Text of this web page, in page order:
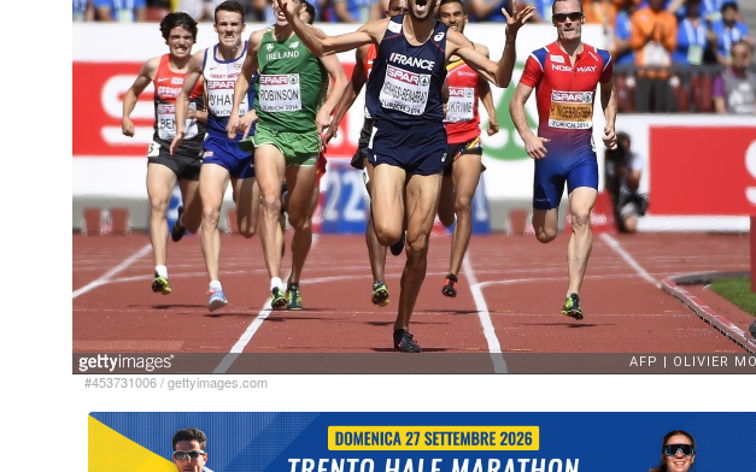
#453731006/gettyimages.com